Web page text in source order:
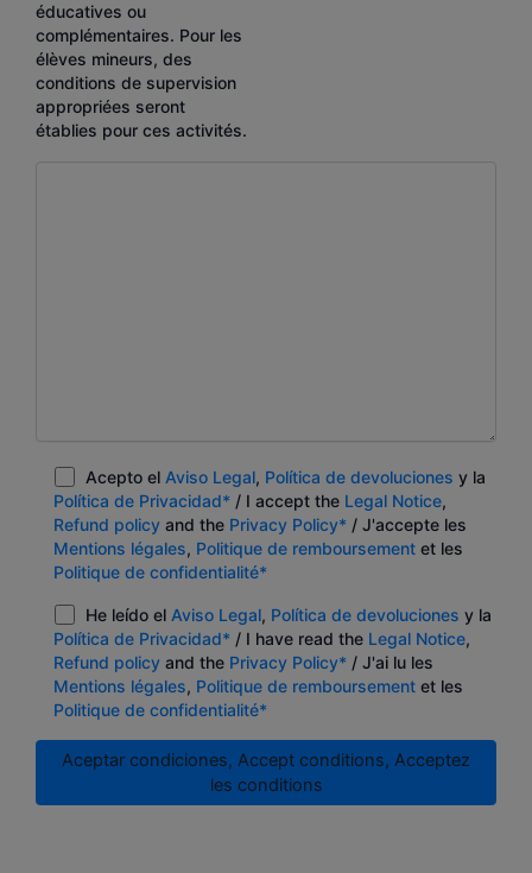
éducatives ou
complémentaires. Pour les
élèves mineurs, des
conditions de supervision
appropriées seront
établies pour ces activités.
Acepto el Aviso Legal, Política de devoluciones y la
Política de Privacidad* / I accept the Legal Notice,
Refund policyand the Privacy Policy* / J'accepte les
Mentions légales, Politique de remboursementet les
Politique de confidentialité*
He leído el Aviso Legal, Política de devoluciones y la
Política de Privacidad* / I have read the Legal Notice,
Refund policyand the Privacy Policy* / J'ai lu les
Mentions légales, Politique de remboursementet les
Politique de confidentialité*
Aceptar condiciones, Accept conditions, Acceptez
les conditions